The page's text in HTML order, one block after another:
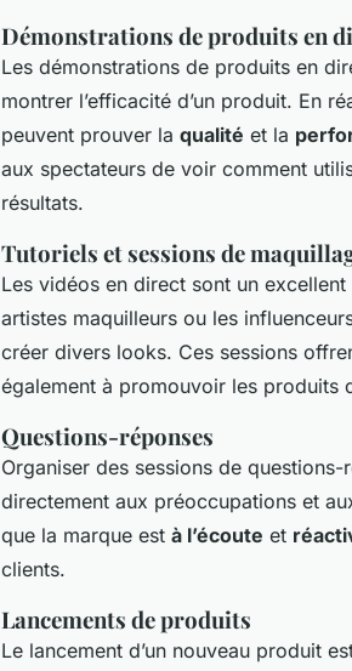
Démonstrations de produits en
Les démonstrations de produits en
montrer l’efficacité d’un produit. En
peuvent prouver la qualité et la
aux spectateurs de voir comment
résultats.
Tutoriels et sessions de
Les vidéos en direct sont un
artistes maquilleurs ou les
créer divers looks. Ces sessions
également à promouvoir les produits
Questions-réponses
Organiser des sessions de
directement aux préoccupations et
que la marque est à l’écoute et
clients.
Lancements de produits
Le lancement d’un nouveau produit